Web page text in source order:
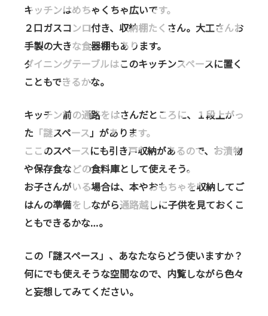
キッチンはめちゃくちゃ広いです。
２口ガスコンロ付き、収納棚たくさん。大工さんお
手製の大きな食器棚もあります。
ダイニングテーブルはこのキッチンスペースに置く
こともできるかな。
キッチン前の通路をはさんだところに、１段上がっ
た「謎スペース」があります。
ここのスペースにも引き戸収納があるので、お漬物
や保存食などの食料庫として使えそう。
お子さんがいる場合は、本やおもちゃを収納してご
はんの準備をしながら通路越しに子供を見ておくこ
ともできるかな…。
この「謎スペース」、あなたならどう使いますか？
何にでも使えそうな空間なので、内覧しながら色々
と妄想してみてください。